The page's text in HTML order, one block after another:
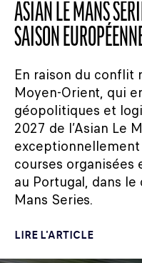
ASIAN LE MANS
SAISON
En raison du conflit
Moyen-Orient, qui
géopolitiques et
2027 de l’Asian Le
exceptionnellement
courses organisées
au Portugal, dans le
Mans Series.
LIRE L'ARTICLE